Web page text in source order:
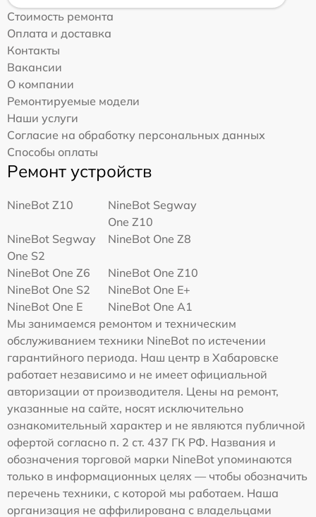
Стоимость ремонта
Оплата и доставка
Контакты
Вакансии
О компании
Ремонтируемые модели
Наши услуги
Согласие на обработку персональных данных
Способы оплаты
Ремонт устройств
NineBot Z10
NineBot Segway
One Z10
NineBot Segway
One S2
NineBot One Z8
NineBot One Z6
NineBot One Z10
NineBot One S2
NineBot One E+
NineBot One E
NineBot One A1
Мы занимаемся ремонтом и техническим
обслуживанием техники NineBot по истечении
гарантийного периода. Наш центр в Хабаровске
работает независимо и не имеет официальной
авторизации от производителя. Цены на ремонт,
указанные на сайте, носят исключительно
ознакомительный характер и не являются публичной
офертой согласно п. 2 ст. 437 ГК РФ. Названия и
обозначения торговой марки NineBot упоминаются
только в информационных целях — чтобы обозначить
перечень техники, с которой мы работаем. Наша
организация не аффилирована с владельцами